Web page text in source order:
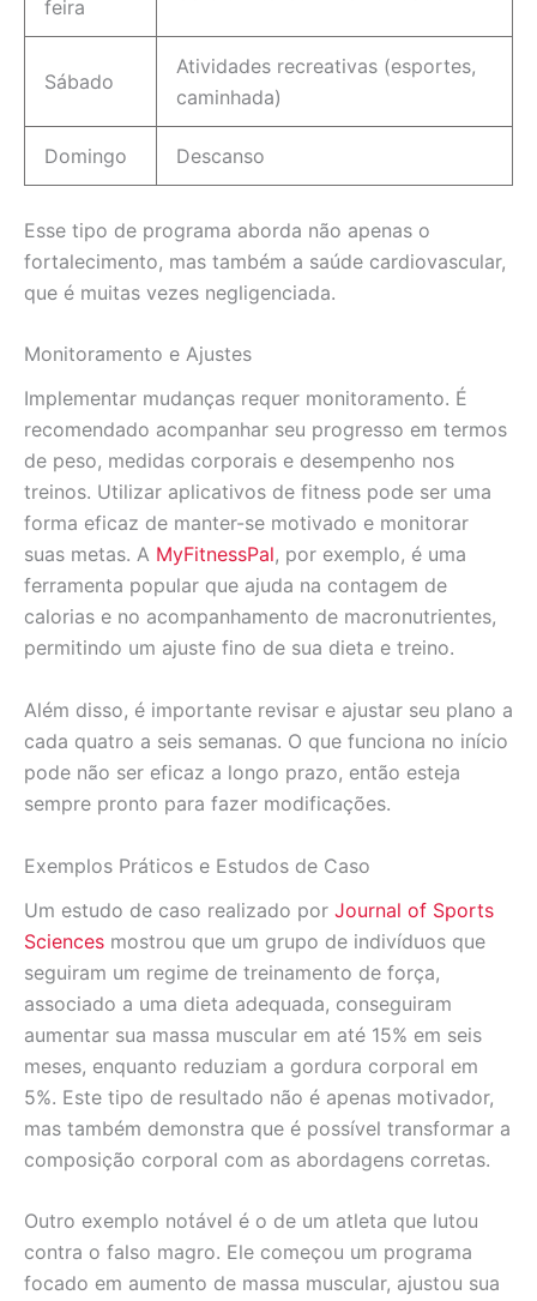
feira
Sábado
Atividades recreativas (esportes,
caminhada)
Domingo Descanso
Esse tipo de programa aborda não apenas o
fortalecimento, mas também a saúde cardiovascular,
que é muitas vezes negligenciada.
Monitoramento e Ajustes
Implementar mudanças requer monitoramento. É
recomendado acompanhar seu progresso em termos
de peso, medidas corporais e desempenho nos
treinos. Utilizar aplicativos de fitness pode ser uma
forma eficaz de manter-se motivado e monitorar
suas metas. A MyFitnessPal, por exemplo, é uma
ferramenta popular que ajuda na contagem de
calorias e no acompanhamento de macronutrientes,
permitindo um ajuste fino de sua dieta e treino.
Além disso, é importante revisar e ajustar seu plano a
cada quatro a seis semanas. O que funciona no início
pode não ser eficaz a longo prazo, então esteja
sempre pronto para fazer modificações.
Exemplos Práticos e Estudos de Caso
Um estudo de caso realizado por Journal of Sports
Sciences mostrou que um grupo de indivíduos que
seguiram um regime de treinamento de força,
associado a uma dieta adequada, conseguiram
aumentar sua massa muscular em até 15% em seis
meses, enquanto reduziam a gordura corporal em
5%. Este tipo de resultado não é apenas motivador,
mas também demonstra que é possível transformar a
composição corporal com as abordagens corretas.
Outro exemplo notável é o de um atleta que lutou
contra o falso magro. Ele começou um programa
focado em aumento de massa muscular, ajustou sua